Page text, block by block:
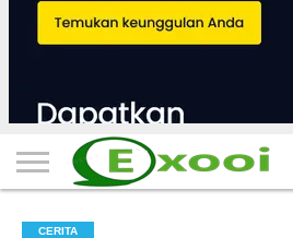
CERITA